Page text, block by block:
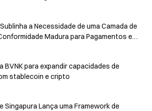
a Necessidade de uma Camada de
Madura para Pagamentos em
BVNK para expandir capacidades de
stablecoin e cripto
Singapura Lança uma Framework de